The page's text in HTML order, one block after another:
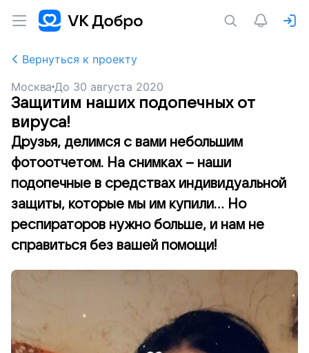
Вернуться к проекту
Москва До 30 августа 2020
Защитим наших подопечных от
вируса!
Друзья, делимся с вами небольшим
фотоотчетом. На снимках – наши
подопечные в средствах индивидуальной
защиты, которые мы им купили... Но
респираторов нужно больше, и нам не
справиться без вашей помощи!